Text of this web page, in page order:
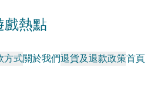
戲熱點
方式關於我們退貨及退款政策首頁